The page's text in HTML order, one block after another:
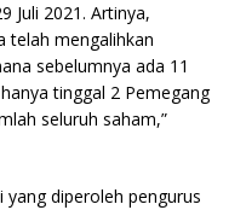
Juli 2021. Artinya,
telah mengalihkan
sebelumnya ada 11
tinggal 2 Pemegang
seluruh saham,”
diperoleh pengurus